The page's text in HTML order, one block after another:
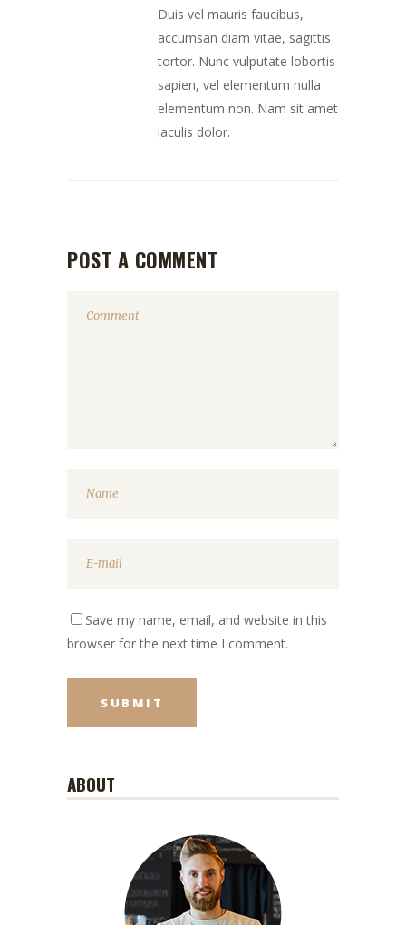
Duis vel mauris faucibus,
accumsan diam vitae, sagittis
tortor. Nunc vulputate lobortis
sapien, vel elementum nulla
elementum non. Nam sit amet
iaculis dolor.
POST A COMMENT
Save my name, email, and website in this
browser for the next time I comment.
ABOUT